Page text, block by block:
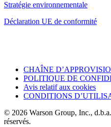
Stratégie environnementale
Déclaration UE de conformité
CHAÎNE
POLITIQUE DE
Avis relatif aux cookies
CONDITIONS
© 2026 Warson Group, Inc.,
réservés.